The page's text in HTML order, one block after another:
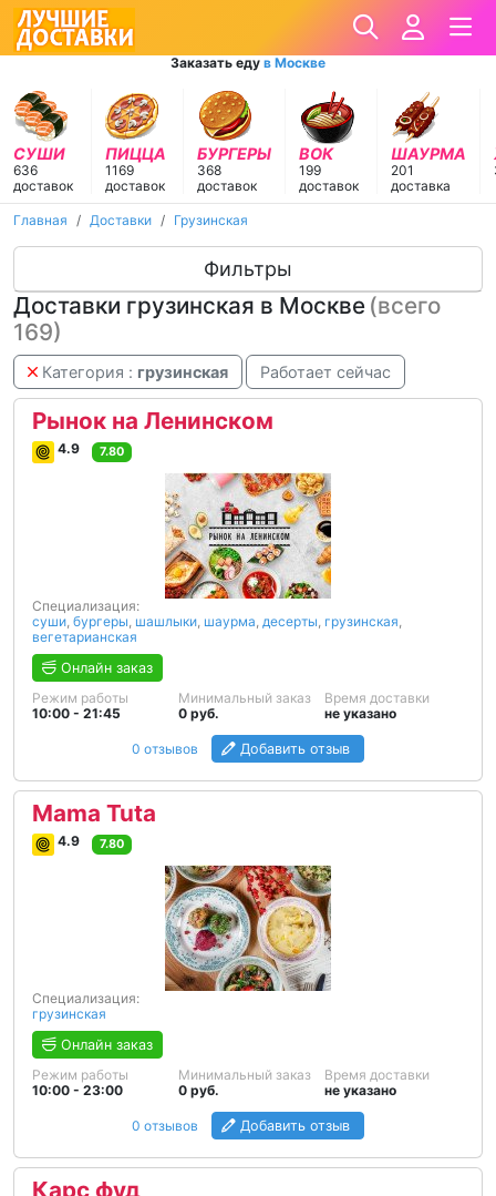
Заказать еду в Москве
СУШИ
636
доставок
ПИЦЦА
1169
доставок
БУРГЕРЫ
368
доставок
ВОК
199
доставок
ШАУРМА
201
доставка
Главная Доставки Грузинская
Фильтры
Доставки грузинская в Москве (всего
169)
Категория : грузинская Работает сейчас
Рынок на Ленинском
4.9 7.80
Специализация:
суши, бургеры, шашлыки, шаурма, десерты, грузинская,
вегетарианская
Онлайн заказ
Режим работы
10:00 - 21:45
Минимальный заказ
0 руб.
Время доставки
не указано
0 отзывов Добавить отзыв
Mama Tuta
4.9 7.80
Специализация:
грузинская
Онлайн заказ
Режим работы
10:00 - 23:00
Минимальный заказ
0 руб.
Время доставки
не указано
0 отзывов Добавить отзыв
Карс фуд